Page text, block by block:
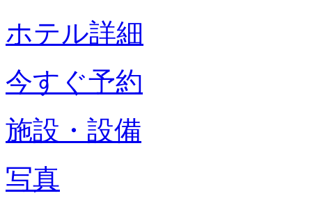
ホテル詳細
今すぐ予約
施設・設備
写真